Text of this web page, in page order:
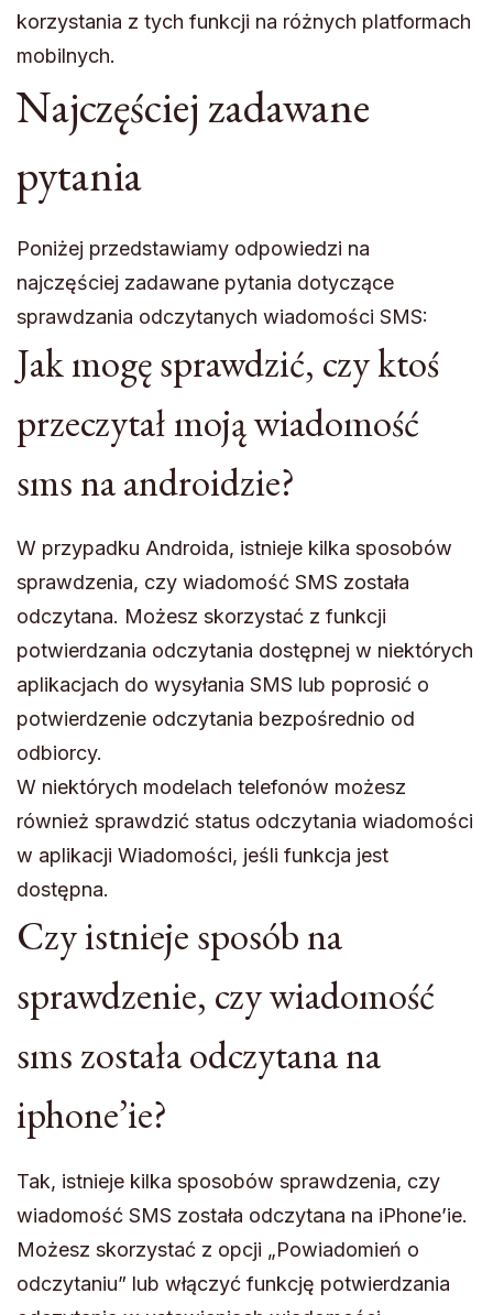
korzystania z tych funkcji na różnych platformach
mobilnych.
Najczęściej zadawane
pytania
Poniżej przedstawiamy odpowiedzi na
najczęściej zadawane pytania dotyczące
sprawdzania odczytanych wiadomości SMS:
Jak mogę sprawdzić, czy ktoś
przeczytał moją wiadomość
sms na androidzie?
W przypadku Androida, istnieje kilka sposobów
sprawdzenia, czy wiadomość SMS została
odczytana. Możesz skorzystać z funkcji
potwierdzania odczytania dostępnej w niektórych
aplikacjach do wysyłania SMS lub poprosić o
potwierdzenie odczytania bezpośrednio od
odbiorcy.
W niektórych modelach telefonów możesz
również sprawdzić status odczytania wiadomości
w aplikacji Wiadomości, jeśli funkcja jest
dostępna.
Czy istnieje sposób na
sprawdzenie, czy wiadomość
sms została odczytana na
iphone’ie?
Tak, istnieje kilka sposobów sprawdzenia, czy
wiadomość SMS została odczytana na iPhone’ie.
Możesz skorzystać z opcji „Powiadomień o
odczytaniu” lub włączyć funkcję potwierdzania